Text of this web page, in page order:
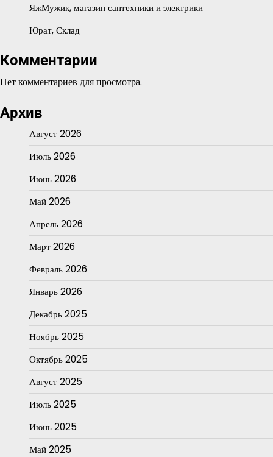
ЯжМужик, магазин сантехники и электрики
Юрат, Склад
Комментарии
Нет комментариев для просмотра.
Архив
Август 2026
Июль 2026
Июнь 2026
Май 2026
Апрель 2026
Март 2026
Февраль 2026
Январь 2026
Декабрь 2025
Ноябрь 2025
Октябрь 2025
Август 2025
Июль 2025
Июнь 2025
Май 2025